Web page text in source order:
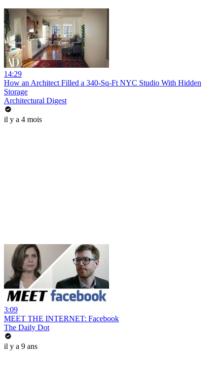
14:29
How an Architect Filled a 340-Sq-Ft NYC Studio With Hidden
Storage
Architectural Digest
il y a 4 mois
3:09
MEET THE INTERNET: Facebook
The Daily Dot
il y a 9 ans